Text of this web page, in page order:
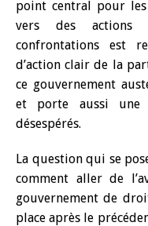
point central pour les
vers des actions
confrontations est
d’action clair de la
ce gouvernement
et porte aussi une
désespérés.
La question qui se
comment aller de
gouvernement de
place après le